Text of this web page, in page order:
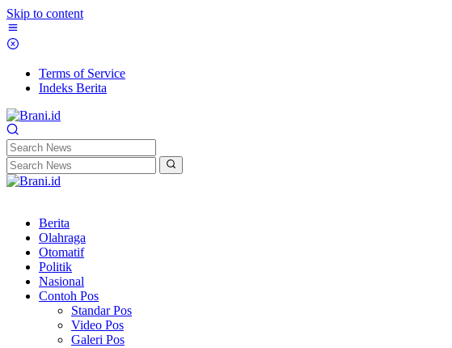
Skip to content
Terms of Service
Indeks Berita
Berita
Olahraga
Otomatif
Politik
Nasional
Contoh Pos
Standar Pos
Video Pos
Galeri Pos